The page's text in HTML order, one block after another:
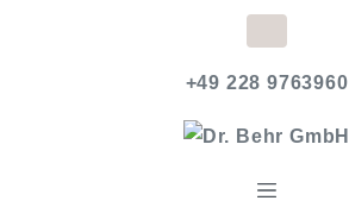
+49 228 9763960